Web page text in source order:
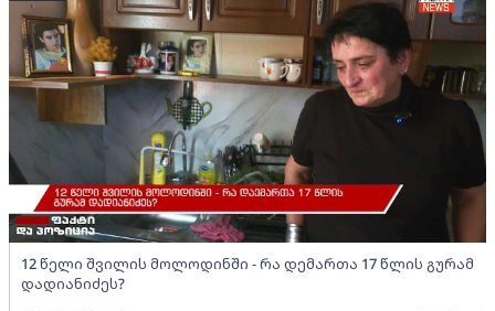
12 წელი შვილის მოლოდინში - რა დემართა 17 წლის გურამ
დადიანიძეს?